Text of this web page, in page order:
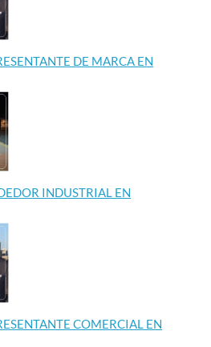
DE MARCA EN
INDUSTRIAL EN
COMERCIAL EN